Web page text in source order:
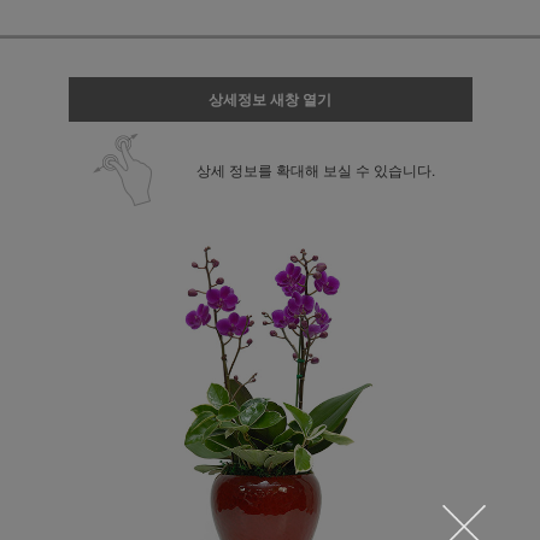
상세정보 새창 열기
상세 정보를 확대해 보실 수 있습니다.